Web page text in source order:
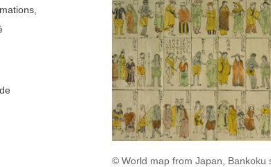
© World map from Japan, Bankoku